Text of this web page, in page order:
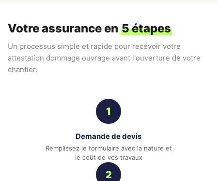
Votre assurance en 5 étapes
Un processus simple et rapide pour recevoir votre
attestation dommage ouvrage avant l'ouverture de votre
chantier.
1
Demande de devis
Remplissez le formulaire avec la nature et
le coût de vos travaux
2